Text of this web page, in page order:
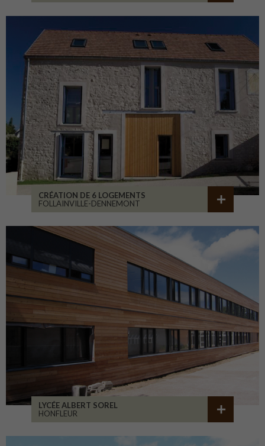
CRÉATION DE 6 LOGEMENTS
FOLLAINVILLE-DENNEMONT
LYCÉE ALBERT SOREL
HONFLEUR